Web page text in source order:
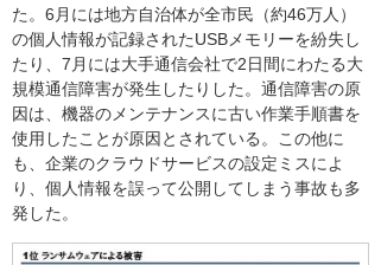
た。6月には地方自治体が全市民（約46万人）
の個人情報が記録されたUSBメモリーを紛失し
たり、7月には大手通信会社で2日間にわたる大
規模通信障害が発生したりした。通信障害の原
因は、機器のメンテナンスに古い作業手順書を
使用したことが原因とされている。この他に
も、企業のクラウドサービスの設定ミスによ
り、個人情報を誤って公開してしまう事故も多
発した。